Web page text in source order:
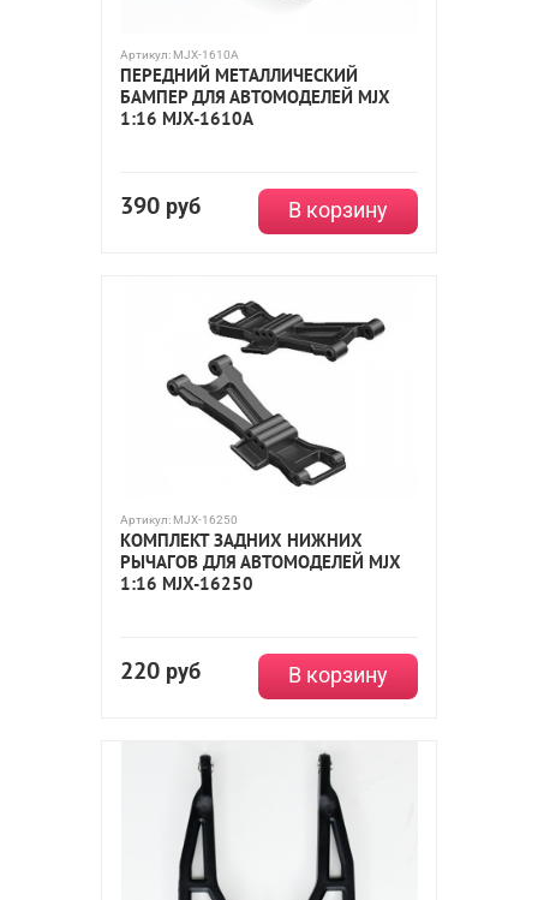
Артикул: MJX-1610A
ПЕРЕДНИЙ МЕТАЛЛИЧЕСКИЙ
БАМПЕР ДЛЯ АВТОМОДЕЛЕЙ MJX
1:16 MJX-1610A
390 руб В корзину
Артикул: MJX-16250
КОМПЛЕКТ ЗАДНИХ НИЖНИХ
РЫЧАГОВ ДЛЯ АВТОМОДЕЛЕЙ MJX
1:16 MJX-16250
220 руб В корзину